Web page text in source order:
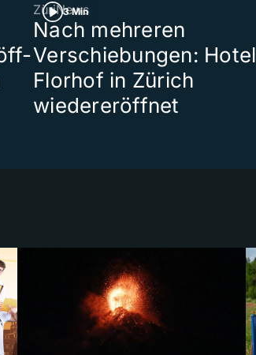
3 Min
ZüriNews
Nach mehreren
Verschiebungen: Hotel
Florhof in Zürich
wiedereröffnet